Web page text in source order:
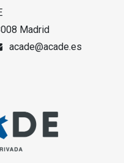
Madrid
acade@acade.es